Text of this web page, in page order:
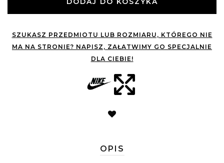
SZUKASZ PRZEDMIOTU LUB ROZMIARU, KTÓREGO NIE
MA NA STRONIE? NAPISZ, ZAŁATWIMY GO SPECJALNIE
DLA CIEBIE!
OPIS